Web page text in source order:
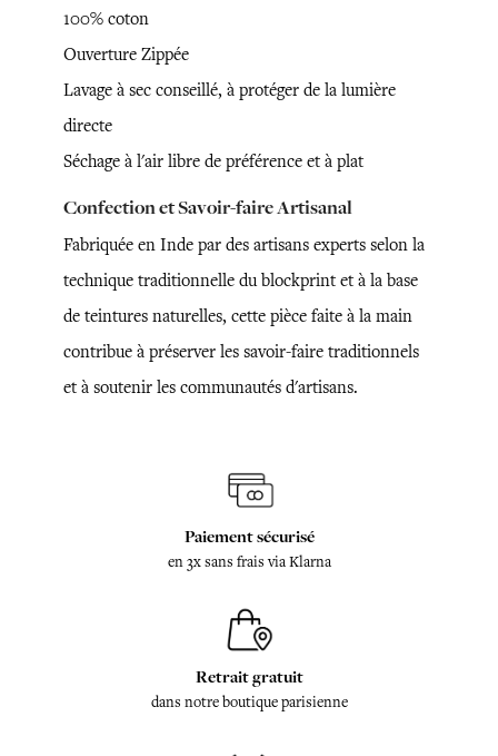
100% coton
Ouverture Zippée
Lavage à sec conseillé, à protéger de la lumière
directe
Séchage à l'air libre de préférence et à plat
Confection et Savoir-faire Artisanal
Fabriquée en Inde par des artisans experts selon la
technique traditionnelle du blockprint et à la base
de teintures naturelles, cette pièce faite à la main
contribue à préserver les savoir-faire traditionnels
et à soutenir les communautés d'artisans.
Paiement sécurisé
en 3x sans frais via Klarna
Retrait gratuit
dans notre boutique parisienne